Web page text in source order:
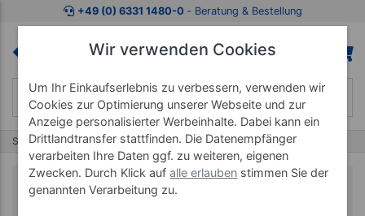
+49 (0) 6331 1480-0 ‐ Beratung & Bestellung
Start Terminzettel
Terminzettel
Wir verwenden Cookies
Um Ihr Einkaufserlebnis zu verbessern, verwenden wir
Cookies zur Optimierung unserer Webseite und zur
Anzeige personalisierter Werbeinhalte. Dabei kann ein
Drittlandtransfer stattfinden. Die Datenempfänger
verarbeiten Ihre Daten ggf. zu weiteren, eigenen
Zwecken. Durch Klick aufalle erlauben stimmen Sie der
genannten Verarbeitung zu.